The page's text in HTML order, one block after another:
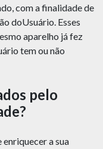
com a finalidade de
doUsuário. Esses
aparelho já fez
tem ou não
pelo
a sua